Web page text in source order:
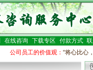
在线咨询 下载专区 付款方式
公司员工的价值观：“将心比心，竭